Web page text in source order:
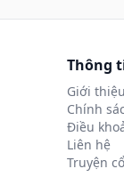
Thông
Giới thiệu
Chính
Điều
Liên hệ
Truyện